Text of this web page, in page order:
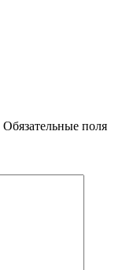
Обязательные поля